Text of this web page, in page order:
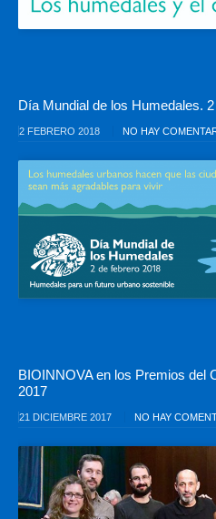
Día Mundial de los Humedales.
2 FEBRERO 2018 NO HAY
BIOINNOVA en los Premios del
2017
21 DICIEMBRE 2017 NO HAY